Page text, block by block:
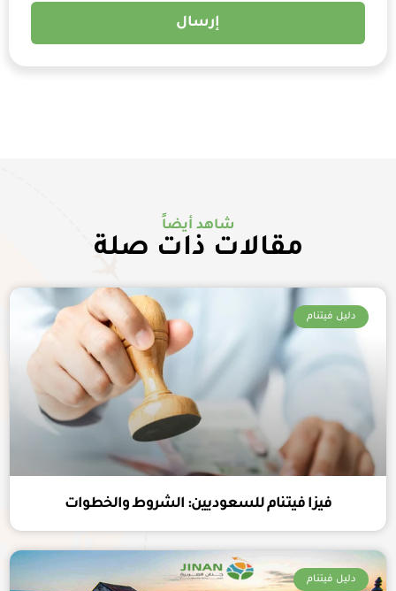
إرسال
شاهد أيضاً
مقالات ذات صلة
دليل فيتنام
فيزا فيتنام للسعوديين: الشروط والخطوات
دليل فيتنام